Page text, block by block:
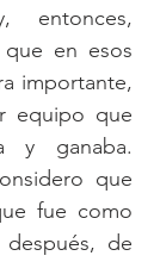
entonces,
en esos
importante,
equipo que
y ganaba.
que
fue como
de